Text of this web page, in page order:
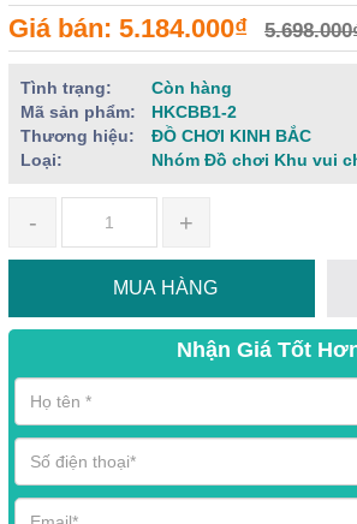
Giá bán: 5.184.000₫
Tình trạng:
Còn hàng
Mã sản phẩm:
HKCBB1-2
Thương hiệu:
ĐỒ CHƠI KINH BẮC
Loại:
Nhóm Đồ chơi Khu vui
- +
MUA HÀNG
Nhận Giá Tốt